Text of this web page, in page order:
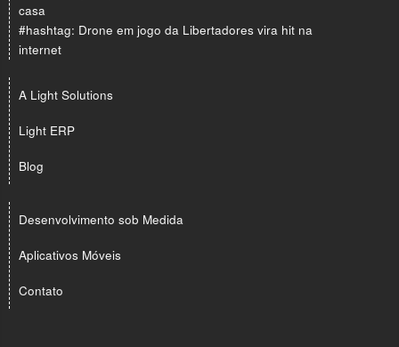
casa
#hashtag: Drone em jogo da Libertadores vira hit na
internet
A Light Solutions
Light ERP
Blog
Desenvolvimento sob Medida
Aplicativos Móveis
Contato